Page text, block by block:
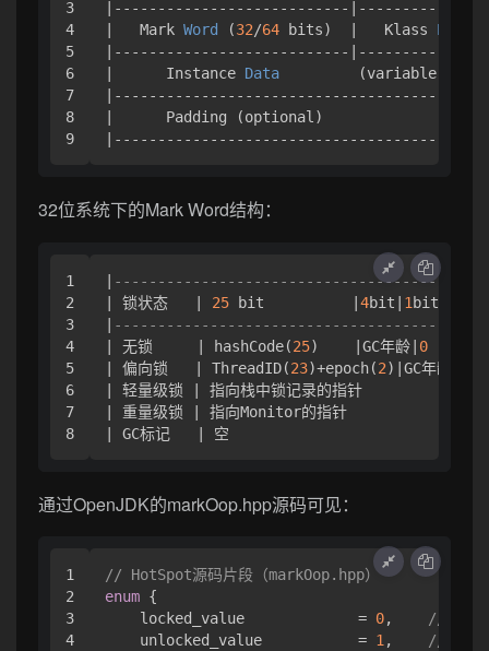
3
4
5
6
7
8
|---------------------------
|   Mark Word (32/64 bits)
  |   Klass
|---------------------------
|      Instance Data
(variable
|      Padding (optional)
32位系统下的Mark Word结构：
1
2
3
4
5
6
7
| 锁状态   | 25 bit          | 4bit| 1 bit是否偏
| 无锁     | hashCode(25)    |GC年龄| 0
| 偏向锁   | ThreadID(23)+epoch(2)|GC年龄|
| 轻量级锁 | 指向栈中锁记录的指针
| 重量级锁 | 指向Monitor的指针
| GC标记   | 空
通过OpenJDK的markOop.hpp源码可见：
1
2
3
4
// HotSpot源码片段（markOop.hpp）
enum {
    locked_value             =
0,
// 轻量
    unlocked_value           =
1,
// 无锁